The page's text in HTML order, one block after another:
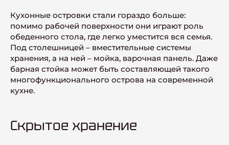
Кухонные островки стали гораздо больше:
помимо рабочей поверхности они играют роль
обеденного стола, где легко уместится вся семья.
Под столешницей – вместительные системы
хранения, а на ней – мойка, варочная панель. Даже
барная стойка может быть составляющей такого
многофункционального острова на современной
кухне.
Скрытое хранение